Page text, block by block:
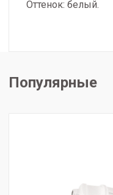
Оттенок: белый.
Популярные